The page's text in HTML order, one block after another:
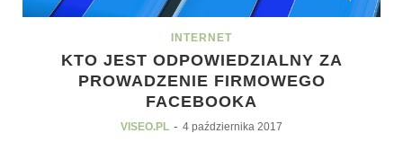
INTERNET
KTO JEST ODPOWIEDZIALNY ZA
PROWADZENIE FIRMOWEGO
FACEBOOKA
VISEO.PL - 4 października 2017